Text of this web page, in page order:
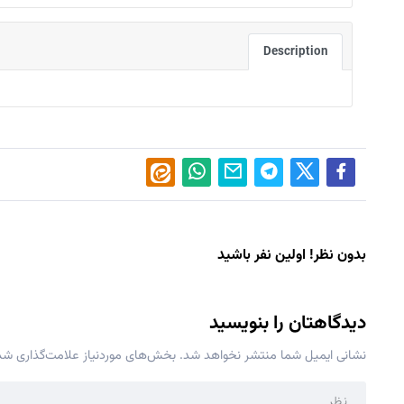
Description
بدون نظر! اولین نفر باشید
دیدگاهتان را بنویسید
نشانی ایمیل شما منتشر نخواهد شد. بخش‌های موردنیاز علامت‌گذاری